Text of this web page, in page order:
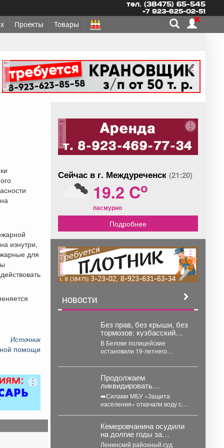
тел. (38475) 65-545
+7 923-625-02-51
Проекты Товары
реклама
изнутри,
для
Источник
помощи
реклама
Сейчас в г. Междуреченск (21:20)
19.2 Co
пасмурно
Подробнее
реклама
НОВОСТИ
Без прав, без крыши, без
тормозов: кузбасский
гонщик попался за
экстремальную езду
В Белове полицейские
остановили 19-летнего
пассажиров в автомобиле без
крыши и без...
Продолжаем
ликвидировать
последствия
подтопления в
Орджоникидзевском
районе.
➡️Силами МБУ «Защита
населения» откачали воду с
Проверили работоспособность
шандоров...
Кемеровчанина осудили
на долгие годы за
убийство девушки-
Ленинский районный суд